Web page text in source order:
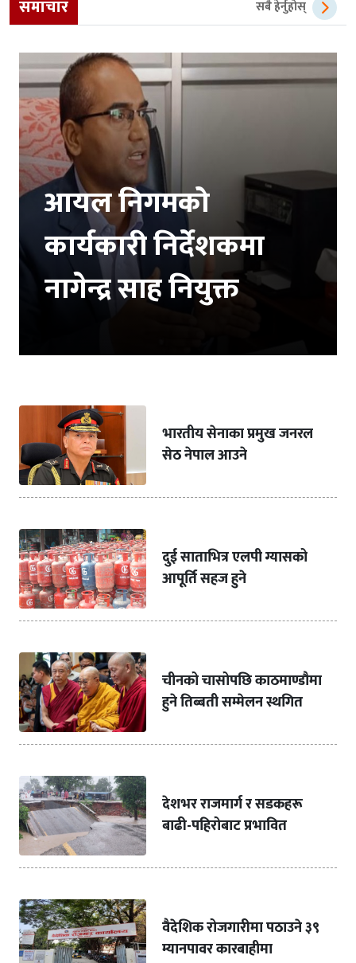
समाचार सबै हेर्नुहोस्
आयल निगमको
कार्यकारी निर्देशकमा
नागेन्द्र साह नियुक्त
भारतीय सेनाका प्रमुख जनरल
सेठ नेपाल आउने
दुई साताभित्र एलपी ग्यासको
आपूर्ति सहज हुने
चीनको चासोपछि काठमाण्डौमा
हुने तिब्बती सम्मेलन स्थगित
देशभर राजमार्ग र सडकहरू
बाढी-पहिरोबाट प्रभावित
वैदेशिक रोजगारीमा पठाउने ३९
म्यानपावर कारबाहीमा